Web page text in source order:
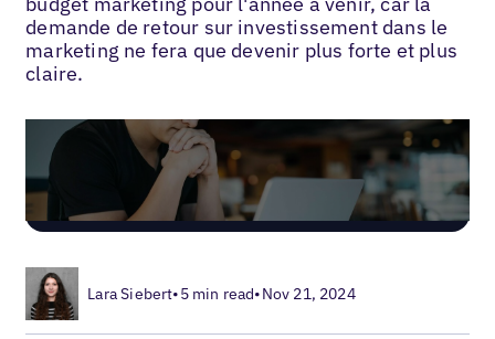
demande de retour sur investissement dans le
marketing ne fera que devenir plus forte et plus
claire.
Lara Siebert•5 min read•Nov 21, 2024